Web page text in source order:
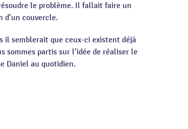
le problème. Il fallait faire un
d’un couvercle.
il semblerait que ceux-ci existent déjà
partis sur l’idée de réaliser le
Daniel au quotidien.